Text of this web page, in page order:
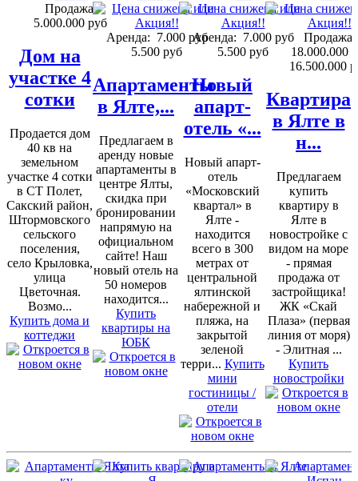
Продажа:
5.000.000 руб
Дом на
участке 4
сотки
Продается дом
40 кв на
земельном
участке 4 сотки
в СТ Полет,
Сакский район,
Штормовского
сельского
поселения,
село Крыловка,
улица
Цветочная.
Возмо...
Купить дома и
коттеджи
Аренда: 7.000 руб
5.500 руб
Апартаменты
в Ялте,...
Предлагаем в
аренду новые
апартаменты в
центре Ялты,
скидка при
бронировании
напрямую на
официальном
сайте! Наш
новый отель на
50 номеров
находится...
Купить
квартиры на
ЮБК
Аренда: 7.000 руб
5.500 руб
Новый
апарт-
отель «...
Новый апарт-
отель
«Московский
квартал» в
Ялте -
находится
всего в 300
метрах от
центральной
ялтинской
набережной и
пляжа, на
закрытой
зеленой
терри... Купить
мини
гостиницы /
отели
Продажа:
18.000.000
16.500.000
Квартира
в Ялте в
н...
Предлагаем
купить
квартиру в
Ялте в
новостройке с
видом на море
- прямая
продажа от
застройщика!
ЖК «Скай
Плаза» (первая
линия от моря)
- Элитная ...
Купить
новостройки